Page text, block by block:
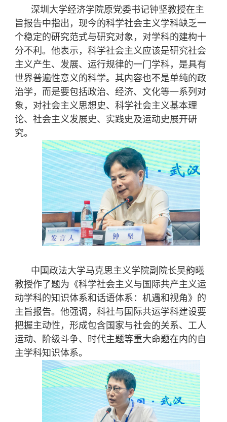
深圳大学经济学院原党委书记钟坚教授在主
旨报告中指出，现今的科学社会主义学科缺乏一
个稳定的研究范式与研究对象，对学科的建构十
分不利。他表示，科学社会主义应该是研究社会
主义产生、发展、运行规律的一门学科，是具有
世界普遍性意义的科学。其内容也不是单纯的政
治学，而是要包括政治、经济、文化等一系列对
象，对社会主义思想史、科学社会主义基本理
论、社会主义发展史、实践史及运动史展开研
究。
中国政法大学马克思主义学院副院长吴韵曦
教授作了题为《科学社会主义与国际共产主义运
动学科的知识体系和话语体系：机遇和视角》的
主旨报告。他强调，科社与国际共运学科建设要
把握主动性，形成包含国家与社会的关系、工人
运动、阶级斗争、时代主题等重大命题在内的自
主学科知识体系。